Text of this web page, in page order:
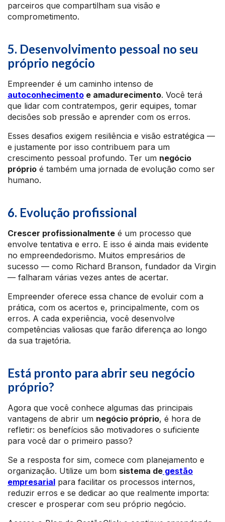
parceiros que compartilham sua visão e
comprometimento.
5. Desenvolvimento pessoal no seu
próprio negócio
Empreender é um caminho intenso de
autoconhecimento e amadurecimento. Você terá
que lidar com contratempos, gerir equipes, tomar
decisões sob pressão e aprender com os erros.
Esses desafios exigem resiliência e visão estratégica —
e justamente por isso contribuem para um
crescimento pessoal profundo. Ter um negócio
próprio é também uma jornada de evolução como ser
humano.
6. Evolução profissional
Crescer profissionalmente é um processo que
envolve tentativa e erro. E isso é ainda mais evidente
no empreendedorismo. Muitos empresários de
sucesso — como Richard Branson, fundador da Virgin
— falharam várias vezes antes de acertar.
Empreender oferece essa chance de evoluir com a
prática, com os acertos e, principalmente, com os
erros. A cada experiência, você desenvolve
competências valiosas que farão diferença ao longo
da sua trajetória.
Está pronto para abrir seu negócio
próprio?
Agora que você conhece algumas das principais
vantagens de abrir um negócio próprio, é hora de
refletir: os benefícios são motivadores o suficiente
para você dar o primeiro passo?
Se a resposta for sim, comece com planejamento e
organização. Utilize um bom sistema de gestão
empresarial para facilitar os processos internos,
reduzir erros e se dedicar ao que realmente importa:
crescer e prosperar com seu próprio negócio.